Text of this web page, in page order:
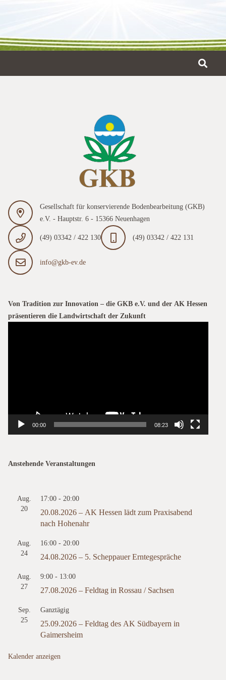
Gesellschaft für konservierende Bodenbearbeitung (GKB)
e.V. - Hauptstr. 6 - 15366 Neuenhagen
(49) 03342 / 422 130
(49) 03342 / 422 131
info@gkb-ev.de
Von Tradition zur Innovation – die GKB e.V. und der AK Hessen
präsentieren die Landwirtschaft der Zukunft
00:00 08:23
Anstehende Veranstaltungen
Aug.
20
17:00 - 20:00
20.08.2026 – AK Hessen lädt zum Praxisabend
nach Hohenahr
Aug.
24
16:00 - 20:00
24.08.2026 – 5. Scheppauer Erntegespräche
Aug.
27
9:00 - 13:00
27.08.2026 – Feldtag in Rossau / Sachsen
Sep.
25
Ganztägig
25.09.2026 – Feldtag des AK Südbayern in
Gaimersheim
Kalender anzeigen